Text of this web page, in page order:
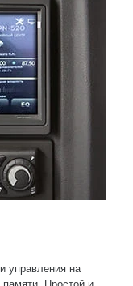
управления на